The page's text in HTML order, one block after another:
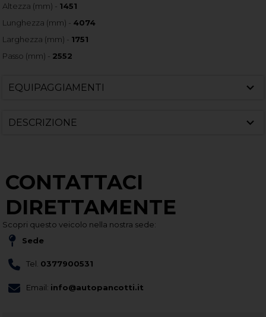
Altezza (mm) - 1451
Lunghezza (mm) - 4074
Larghezza (mm) - 1751
Passo (mm) - 2552
EQUIPAGGIAMENTI
DESCRIZIONE
CONTATTACI
DIRETTAMENTE
Scopri questo veicolo nella nostra sede:
Sede
Tel. 0377900531
Email: info@autopancotti.it